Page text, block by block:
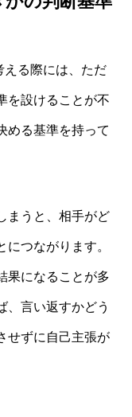
える際には、ただ
を設けることが不
める基準を持って
まうと、相手がど
つながります。
果になることが多
、言い返すかどう
せずに自己主張が